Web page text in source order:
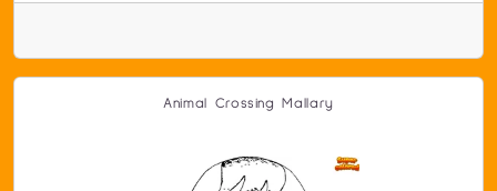
Animal Crossing Mallary